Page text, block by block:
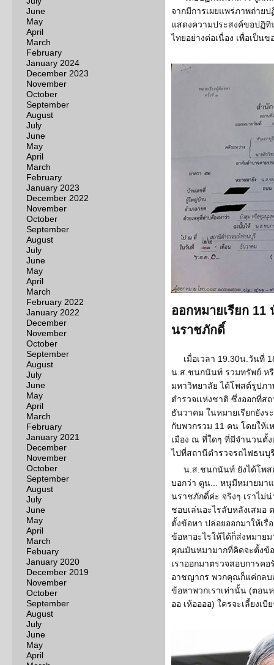
June
May
April
March
February
January 2024
December 2023
November
October
September
August
July
June
May
April
March
February
January 2023
December 2022
November
October
September
August
July
June
May
April
March
February 2022
January 2022
December
November
October
September
August
July
June
May
April
March
February
January 2021
December
November
October
September
August
July
June
May
April
March
Febuary
January 2020
December 2019
November
October
September
August
July
June
May
April
จากมีการเผยแพร่ภาพถ่าย
แสดงความประสงค์ขอปฏิทิ
ไทยอย่างต่อเนื่อง เพื่อเป็
ออกหมายเรียก 11
นราชภักดิ์
เมื่อเวลา 19.30น.วันที่
น.ส.ชนกนันท์ รวมทรัพย์ ห
มหาวิทยาลัย ได้โพสต์รูปภ
ตำรวจเเห่งชาติ ซึ่งออกที่ส
ธันวาคม ในหมายเรียกยัง
กับพวกรวม 11 คน โดยให้
เมือง ณ ที่ใดๆ ที่มีจำนวนตั้
ไปที่สถานีตำรวจรถไฟธนบุ
น.ส.ชนกนันท์ ยังได้โพส
บอกว่า ตูน... หนูมีหมายมา
นราชภักดิ์ค่ะ จริงๆ เราไม่
ชอบเล่นอะไรลับหลังเสมอ
ตั้งข้อหา ปล่อยออกมาให้เรื่
ข้อหาอะไรให้ได้ก็ส่งหมาย
คุณมันหมามากที่คิดจะตั้งข้
เราออกมาตรวจสอบการค
อาชญากร พวกคุณก็แค่กลบ
ข้อหาพวกเราเท่านั้น (ตอน
ออ เห้ออออ) ใครจะเลี้ยงเ